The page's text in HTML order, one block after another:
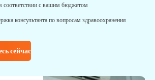
с вашим бюджетом
консультанта по вопросам здравоохранения
сейчас